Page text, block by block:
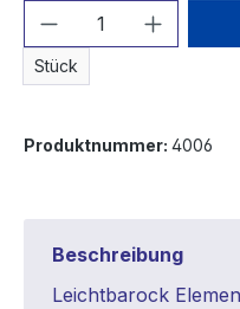
Produkt
Stück
Produktnummer: 4006
Beschreibung
Leichtbarock